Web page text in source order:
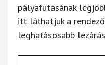
pályafutásának
itt láthatjuk a
leghatásosabb